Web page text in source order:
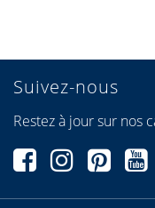
Suivez-nous
Restez à jour sur nos